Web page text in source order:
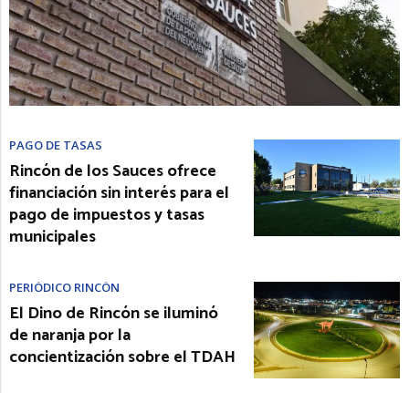
PAGO DE TASAS
Rincón de los Sauces ofrece
financiación sin interés para el
pago de impuestos y tasas
municipales
PERIÓDICO RINCÓN
El Dino de Rincón se iluminó
de naranja por la
concientización sobre el TDAH